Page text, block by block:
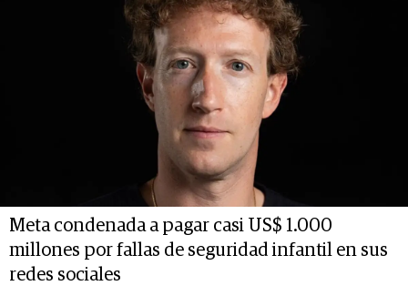
Meta condenada a pagar casi US$ 1.000
millones por fallas de seguridad infantil en sus
redes sociales